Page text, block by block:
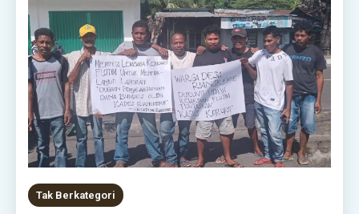
Tak Berkategori